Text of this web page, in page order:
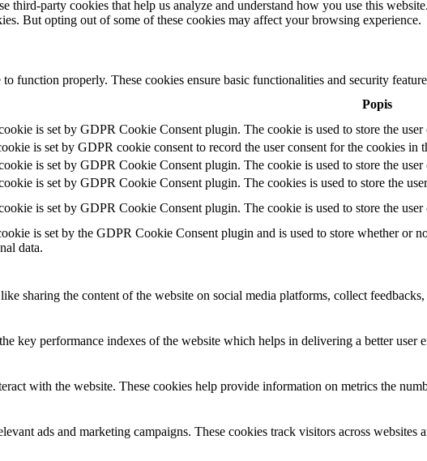
third-party cookies that help us analyze and understand how you use this
But opting out of some of these cookies may affect your browsing experience.
function properly. These cookies ensure basic functionalities and security
Popis
is set by GDPR Cookie Consent plugin. The cookie is used to store the
is set by GDPR cookie consent to record the user consent for the cookies in
is set by GDPR Cookie Consent plugin. The cookie is used to store the
is set by GDPR Cookie Consent plugin. The cookies is used to store the
is set by GDPR Cookie Consent plugin. The cookie is used to store the
is set by the GDPR Cookie Consent plugin and is used to store whether or
data.
sharing the content of the website on social media platforms, collect
key performance indexes of the website which helps in delivering a better user
with the website. These cookies help provide information on metrics the
ads and marketing campaigns. These cookies track visitors across